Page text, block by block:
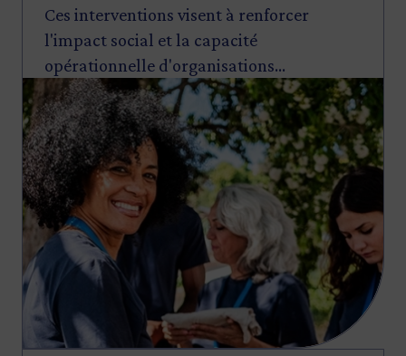
Ces interventions visent à renforcer
l'impact social et la capacité
opérationnelle d'organisations
essentielles au mieux‑être des
populations locales.
Image